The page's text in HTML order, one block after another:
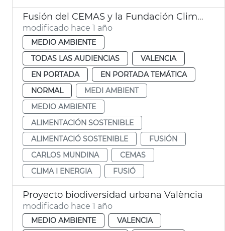
Fusión del CEMAS y la Fundación Clima i Energia
modificado hace 1 año
MEDIO AMBIENTE
TODAS LAS AUDIENCIAS
VALENCIA
EN PORTADA
EN PORTADA TEMÁTICA
NORMAL
MEDI AMBIENT
MEDIO AMBIENTE
ALIMENTACIÓN SOSTENIBLE
ALIMENTACIÓ SOSTENIBLE
FUSIÓN
CARLOS MUNDINA
CEMAS
CLIMA I ENERGIA
FUSIÓ
Proyecto biodiversidad urbana València
modificado hace 1 año
MEDIO AMBIENTE
VALENCIA